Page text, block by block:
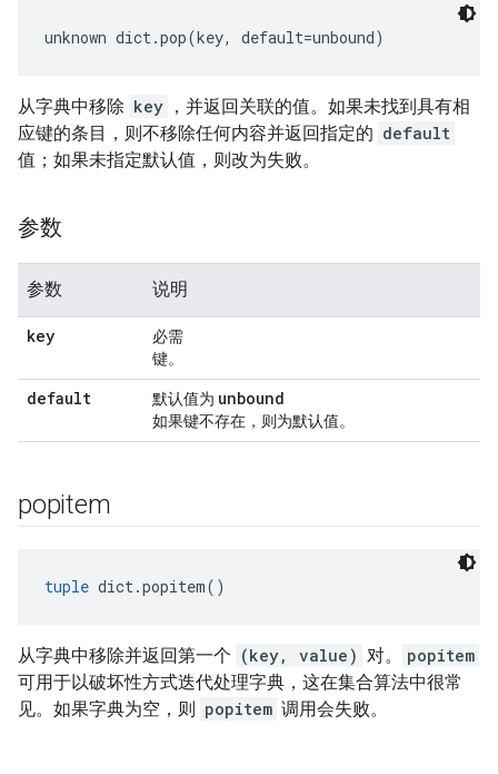
unknown dict.pop(key, default=unbound)
从字典中移除 key ，并返回关联的值。如果未找到具有相
应键的条目，则不移除任何内容并返回指定的 default
值；如果未指定默认值，则改为失败。
参数
参数 说明
key
必需
键。
default 默认值为 unbound
如果键不存在，则为默认值。
popitem
tuple dict.popitem()
从字典中移除并返回第一个 (key, value) 对。
popitem
可用于以破坏性方式迭代处理字典，这在集合算法中很常
见。如果字典为空，则 popitem 调用会失败。